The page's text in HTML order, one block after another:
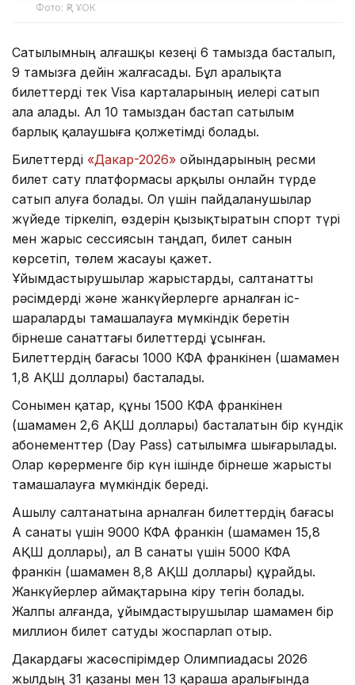
Фото: ҚР ҰОК
Сатылымның алғашқы кезеңі 6 тамызда басталып,
9 тамызға дейін жалғасады. Бұл аралықта
билеттерді тек Visa карталарының иелері сатып
ала алады. Ал 10 тамыздан бастап сатылым
барлық қалаушыға қолжетімді болады.
Билеттерді «Дакар-2026» ойындарының ресми
билет сату платформасы арқылы онлайн түрде
сатып алуға болады. Ол үшін пайдаланушылар
жүйеде тіркеліп, өздерін қызықтыратын спорт түрі
мен жарыс сессиясын таңдап, билет санын
көрсетіп, төлем жасауы қажет.
Ұйымдастырушылар жарыстарды, салтанатты
рәсімдерді және жанкүйерлерге арналған іс-
шараларды тамашалауға мүмкіндік беретін
бірнеше санаттағы билеттерді ұсынған.
Билеттердің бағасы 1000 КФА франкінен (шамамен
1,8 АҚШ доллары) басталады.
Сонымен қатар, құны 1500 КФА франкінен
(шамамен 2,6 АҚШ доллары) басталатын бір күндік
абонементтер (Day Pass) сатылымға шығарылады.
Олар көрерменге бір күн ішінде бірнеше жарысты
тамашалауға мүмкіндік береді.
Ашылу салтанатына арналған билеттердің бағасы
А санаты үшін 9000 КФА франкін (шамамен 15,8
АҚШ доллары), ал B санаты үшін 5000 КФА
франкін (шамамен 8,8 АҚШ доллары) құрайды.
Жанкүйерлер аймақтарына кіру тегін болады.
Жалпы алғанда, ұйымдастырушылар шамамен бір
миллион билет сатуды жоспарлап отыр.
Дакардағы жасөспірімдер Олимпиадасы 2026
жылдың 31 қазаны мен 13 қараша аралығында